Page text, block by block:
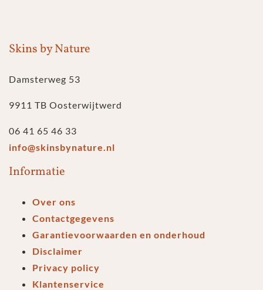
Skins by Nature
Damsterweg 53
9911 TB Oosterwijtwerd
06 41 65 46 33
info@skinsbynature.nl
Informatie
Over ons
Contactgegevens
Garantievoorwaarden en onderhoud
Disclaimer
Privacy policy
Klantenservice